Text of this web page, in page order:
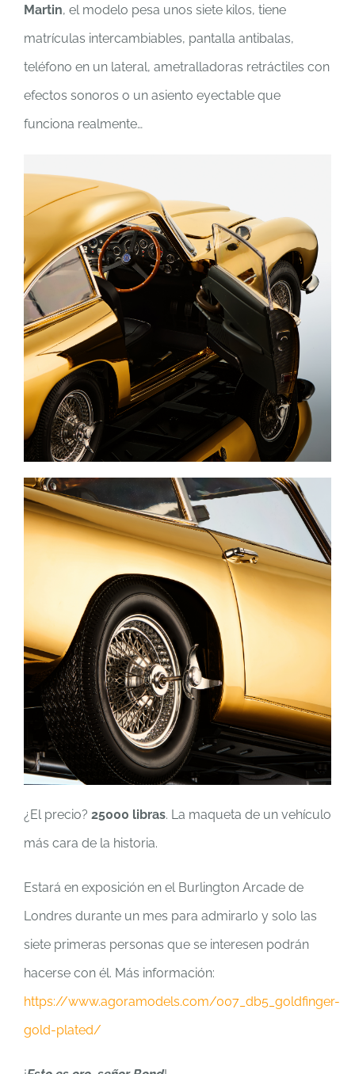
Martin, el modelo pesa unos siete kilos, tiene
matrículas intercambiables, pantalla antibalas,
teléfono en un lateral, ametralladoras retráctiles con
efectos sonoros o un asiento eyectable que
funciona realmente…
¿El precio? 25000 libras. La maqueta de un vehículo
más cara de la historia.
Estará en exposición en el Burlington Arcade de
Londres durante un mes para admirarlo y solo las
siete primeras personas que se interesen podrán
hacerse con él. Más información:
https://www.agoramodels.com/007_db5_goldfinger-
gold-plated/